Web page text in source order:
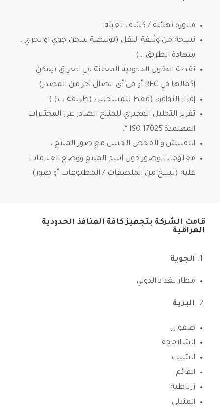
فاتورة نهائية / كشف تعبئة
نسخة من وثيقة النقل (بوليصة شحن جوي او بحري ،
شهادة الطريق …)
نقطة الدخول الحدودية المعلنة في العراق (يمكن
إكمالها في RFC أو في أي اتصال آخر من المصدر)
إقرار التوافق (فقط للمسجلين (طريقة ب) )
تقرير التحليل المخبري للمنتج الصادر عن المختبرات
المعتمدة ISO 17025 “،
التفتيش و الفحص الحسي مع صور المنتج ،
معلومات وصور حول اسم المنتج ووضع العلامات
عليه (نسخ من الملصقات / المطبوعات أو صور)
قامت الشركة بتجهيز كافة المنافذ الحدودية
العراقية
الجوية
مطار بغداد الدولي
البرية
صفوان
الشلامجة
الشيب
القائم
زرباطية
المندلي